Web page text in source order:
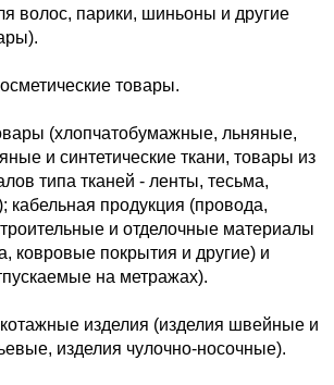
волос, парики, шиньоны и другие
товары.
(хлопчатобумажные, льняные,
и синтетические ткани, товары из
типа тканей - ленты, тесьма,
кабельная продукция (провода,
и отделочные материалы
ковровые покрытия и другие) и
на метражах).
изделия (изделия швейные и
изделия чулочно-носочные).